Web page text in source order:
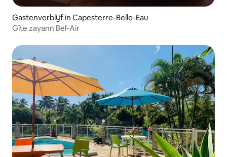
Gastenverblijf in Capesterre-Belle-Eau
Gîte zayann Bel-Air